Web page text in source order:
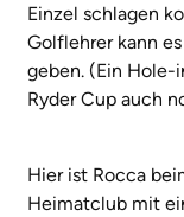
Einzel schlagen
Golflehrer kann
geben. (Ein Hole-
Ryder Cup auch
Hier ist Rocca
Heimatclub mit